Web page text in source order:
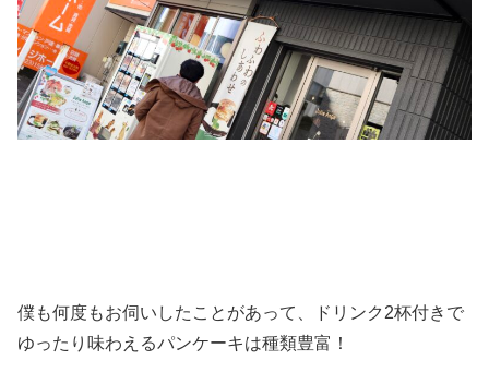
僕も何度もお伺いしたことがあって、ドリンク2杯付きで
ゆったり味わえるパンケーキは種類豊富！